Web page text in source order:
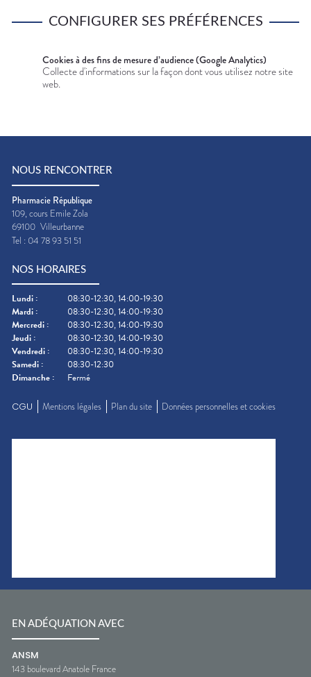
CONFIGURER SES PRÉFÉRENCES
Cookies à des fins de mesure d’audience (Google Analytics)
Collecte d'informations sur la façon dont vous utilisez notre site
web.
NOUS RENCONTRER
Pharmacie République
109, cours Emile Zola
69100 Villeurbanne
Tel : 04 78 93 51 51
NOS HORAIRES
Lundi :
08:30-12:30, 14:00-19:30
Mardi :
08:30-12:30, 14:00-19:30
Mercredi :
08:30-12:30, 14:00-19:30
Jeudi :
08:30-12:30, 14:00-19:30
Vendredi :
08:30-12:30, 14:00-19:30
Samedi :
08:30-12:30
Dimanche : Fermé
CGU Mentions légales Plan du site Données personnelles et cookies
EN ADÉQUATION AVEC
ANSM
143 boulevard Anatole France